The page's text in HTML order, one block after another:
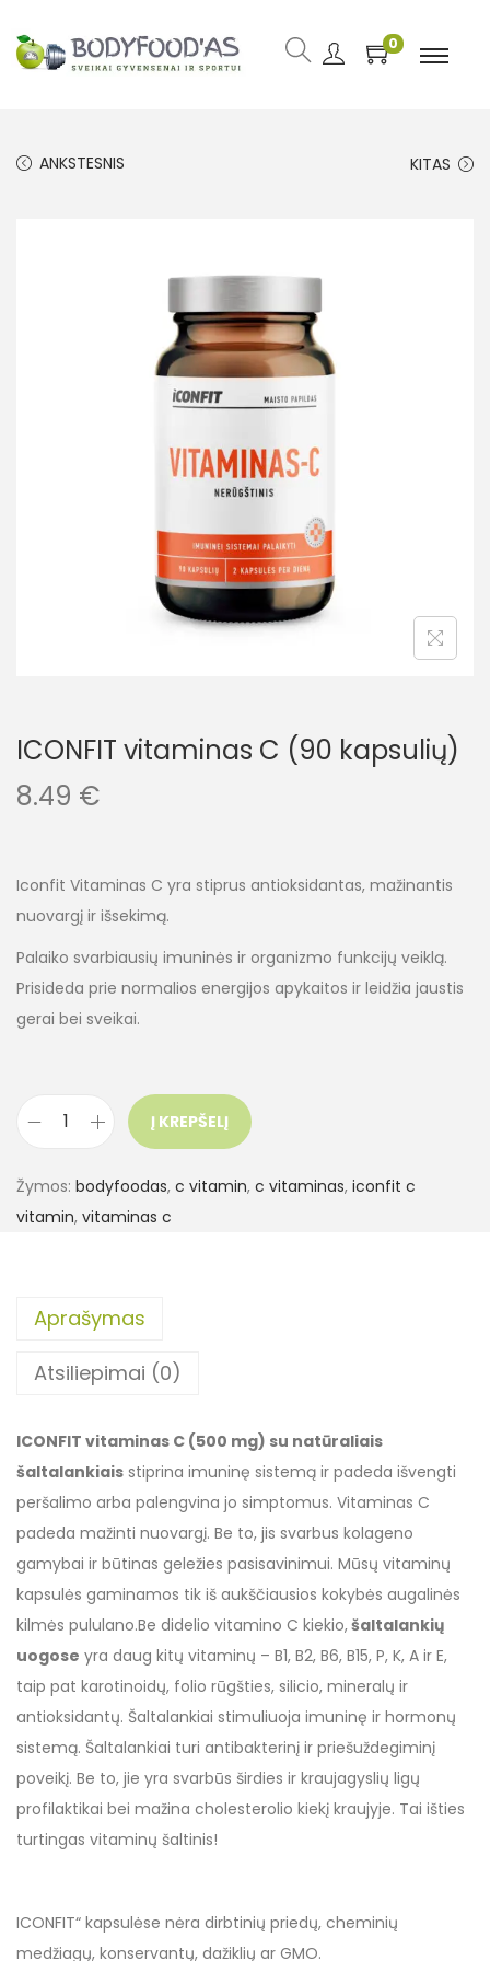
0
ANKSTESNIS KITAS
ICONFIT vitaminas C (90 kapsulių)
8.49 €
Iconfit Vitaminas C yra stiprus antioksidantas, mažinantis
nuovargį ir išsekimą.
Palaiko svarbiausių imuninės ir organizmo funkcijų veiklą.
Prisideda prie normalios energijos apykaitos ir leidžia jaustis
gerai bei sveikai.
Į KREPŠELĮ
Žymos: bodyfoodas, c vitamin, c vitaminas, iconfit c
vitamin, vitaminas c
Aprašymas
Atsiliepimai (0)
ICONFIT vitaminas C (500 mg) su natūraliais
šaltalankiais stiprina imuninę sistemą ir padeda išvengti
peršalimo arba palengvina jo simptomus. Vitaminas C
padeda mažinti nuovargį. Be to, jis svarbus kolageno
gamybai ir būtinas geležies pasisavinimui. Mūsų vitaminų
kapsulės gaminamos tik iš aukščiausios kokybės augalinės
kilmės pululano.Be didelio vitamino C kiekio,šaltalankių
uogose yra daug kitų vitaminų – B1, B2, B6, B15, P, K, A ir E,
taip pat karotinoidų, folio rūgšties, silicio, mineralų ir
antioksidantų. Šaltalankiai stimuliuoja imuninę ir hormonų
sistemą. Šaltalankiai turi antibakterinį ir priešuždegiminį
poveikį. Be to, jie yra svarbūs širdies ir kraujagyslių ligų
profilaktikai bei mažina cholesterolio kiekį kraujyje. Tai išties
turtingas vitaminų šaltinis!
ICONFIT“ kapsulėse nėra dirbtinių priedų, cheminių
medžiagų, konservantų, dažiklių ar GMO.